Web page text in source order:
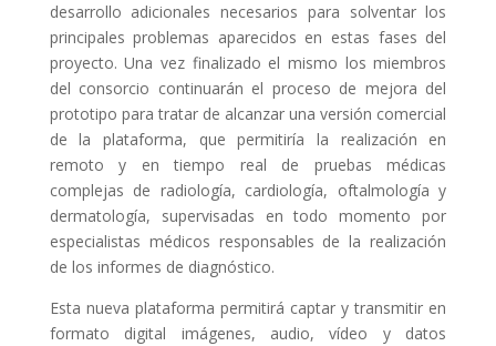
desarrollo adicionales necesarios para solventar los
principales problemas aparecidos en estas fases del
proyecto. Una vez finalizado el mismo los miembros
del consorcio continuarán el proceso de mejora del
prototipo para tratar de alcanzar una versión comercial
de la plataforma, que permitiría la realización en
remoto y en tiempo real de pruebas médicas
complejas de radiología, cardiología, oftalmología y
dermatología, supervisadas en todo momento por
especialistas médicos responsables de la realización
de los informes de diagnóstico.
Esta nueva plataforma permitirá captar y transmitir en
formato digital imágenes, audio, vídeo y datos